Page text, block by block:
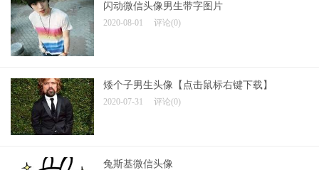
闪动微信头像男生带字图片
2020-08-01 评论(0)
矮个子男生头像【点击鼠标右键下载】
2020-07-31 评论(0)
兔斯基微信头像